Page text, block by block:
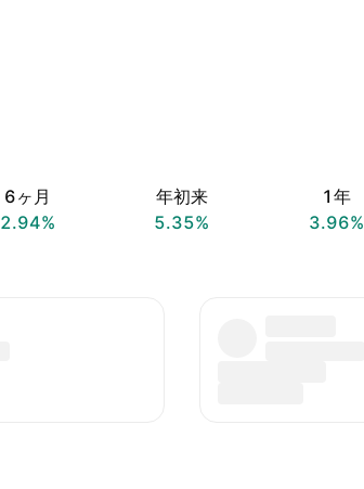
6ヶ月
2.94%
年初来
5.35%
1年
3.96%